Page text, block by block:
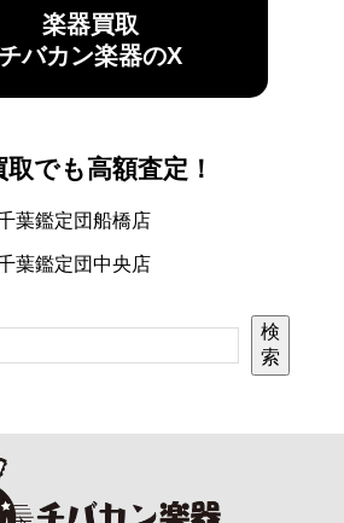
楽器買取
チバカン楽器のX
取でも高額査定！
葉鑑定団船橋店
葉鑑定団中央店
検
索